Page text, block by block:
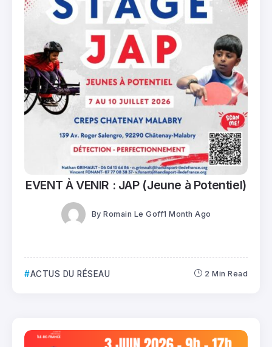
EVENT À VENIR : JAP (Jeune à Potentiel)
By Romain Le Goff1 Month Ago
ACTUS DU RÉSEAU 2 Min Read